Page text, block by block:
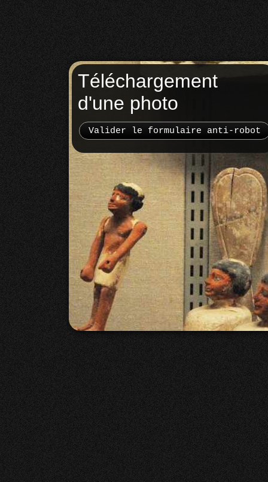
Téléchargement
d'une photo